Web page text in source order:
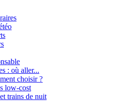
: où aller...
choisir ?
low-cost
trains de nuit